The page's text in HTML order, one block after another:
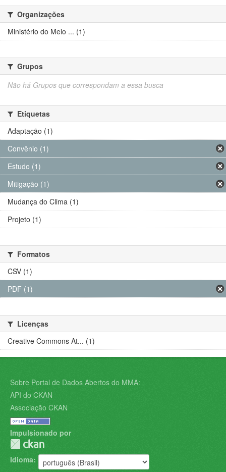
Organizações
Ministério do Meio ... (1)
Grupos
Não há Grupos que correspondam a essa busca
Etiquetas
Adaptação (1)
Convênio (1)
Estudo (1)
Mitigação (1)
Mudança do Clima (1)
Projeto (1)
Formatos
CSV (1)
PDF (1)
Licenças
Creative Commons At... (1)
Sobre Portal de Dados Abertos do MMA:
API do CKAN
Associação CKAN
Impulsionado por
Idioma